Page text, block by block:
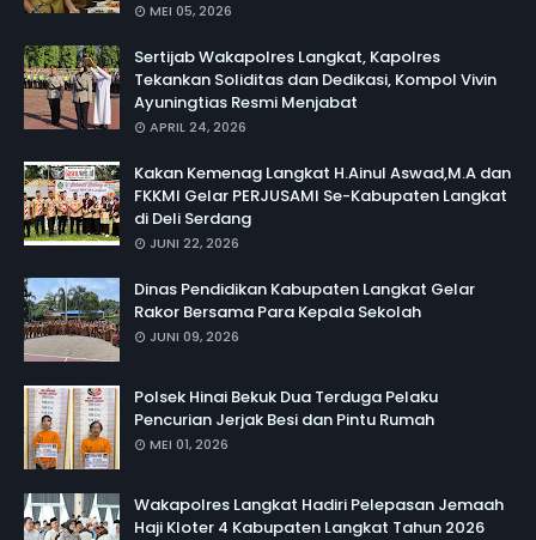
MEI 05, 2026
Sertijab Wakapolres Langkat, Kapolres
Tekankan Soliditas dan Dedikasi, Kompol Vivin
Ayuningtias Resmi Menjabat
APRIL 24, 2026
Kakan Kemenag Langkat H.Ainul Aswad,M.A dan
FKKMI Gelar PERJUSAMI Se-Kabupaten Langkat
di Deli Serdang
JUNI 22, 2026
Dinas Pendidikan Kabupaten Langkat Gelar
Rakor Bersama Para Kepala Sekolah
JUNI 09, 2026
Polsek Hinai Bekuk Dua Terduga Pelaku
Pencurian Jerjak Besi dan Pintu Rumah
MEI 01, 2026
Wakapolres Langkat Hadiri Pelepasan Jemaah
Haji Kloter 4 Kabupaten Langkat Tahun 2026